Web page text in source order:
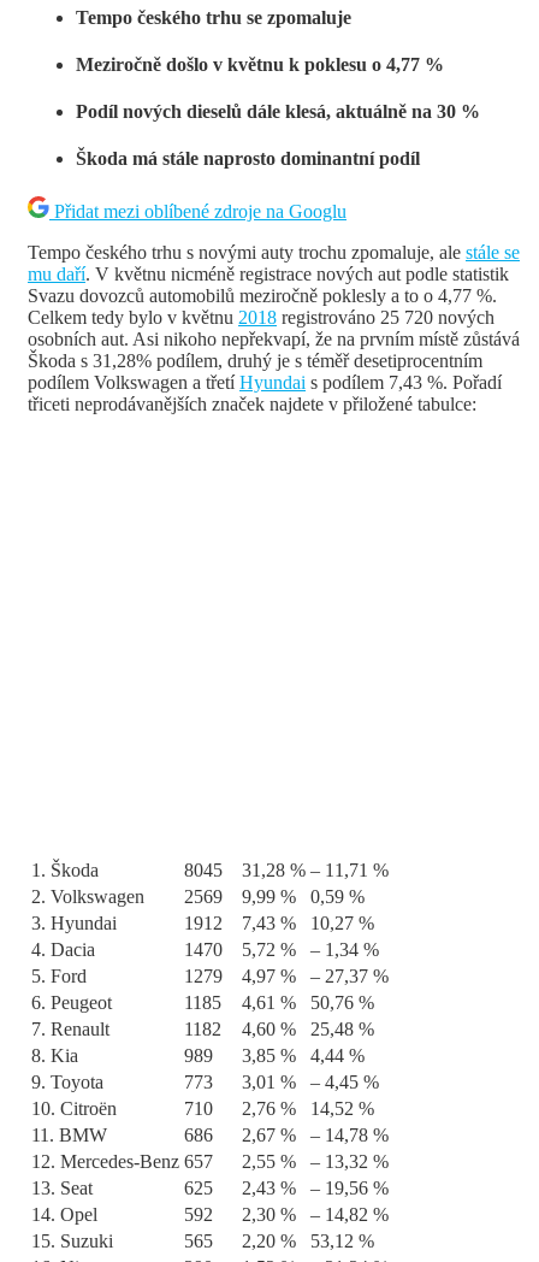
Tempo českého trhu se zpomaluje
Meziročně došlo v květnu k poklesu o 4,77 %
Podíl nových dieselů dále klesá, aktuálně na 30 %
Škoda má stále naprosto dominantní podíl
Přidat mezi oblíbené zdroje na Googlu
Tempo českého trhu s novými auty trochu zpomaluje, ale stále se
mu daří. V květnu nicméně registrace nových aut podle statistik
Svazu dovozců automobilů meziročně poklesly a to o 4,77 %.
Celkem tedy bylo v květnu 2018 registrováno 25 720 nových
osobních aut. Asi nikoho nepřekvapí, že na prvním místě zůstává
Škoda s 31,28% podílem, druhý je s téměř desetiprocentním
podílem Volkswagen a třetíHyundai s podílem 7,43 %. Pořadí
třiceti neprodávanějších značek najdete v přiložené tabulce:
1. Škoda 8045 31,28 % – 11,71 %
2. Volkswagen
2569 9,99 %
0,59 %
3. Hyundai
1912 7,43 %
10,27 %
4. Dacia
1470 5,72 %
– 1,34 %
5. Ford
1279 4,97 %
– 27,37 %
6. Peugeot
1185 4,61 %
50,76 %
7. Renault
1182 4,60 %
25,48 %
8. Kia
989 3,85 %
4,44 %
9. Toyota
773 3,01 %
– 4,45 %
10. Citroën
710 2,76 %
14,52 %
11. BMW
686 2,67 %
– 14,78 %
12. Mercedes-Benz 657 2,55 %
– 13,32 %
13. Seat
625 2,43 %
– 19,56 %
14. Opel
592 2,30 %
– 14,82 %
15. Suzuki
565 2,20 %
53,12 %